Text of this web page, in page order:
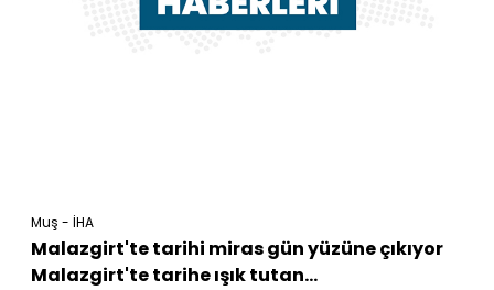
Muş - İHA
Malazgirt'te tarihi miras gün yüzüne çıkıyor
Malazgirt'te tarihe ışık tutan...